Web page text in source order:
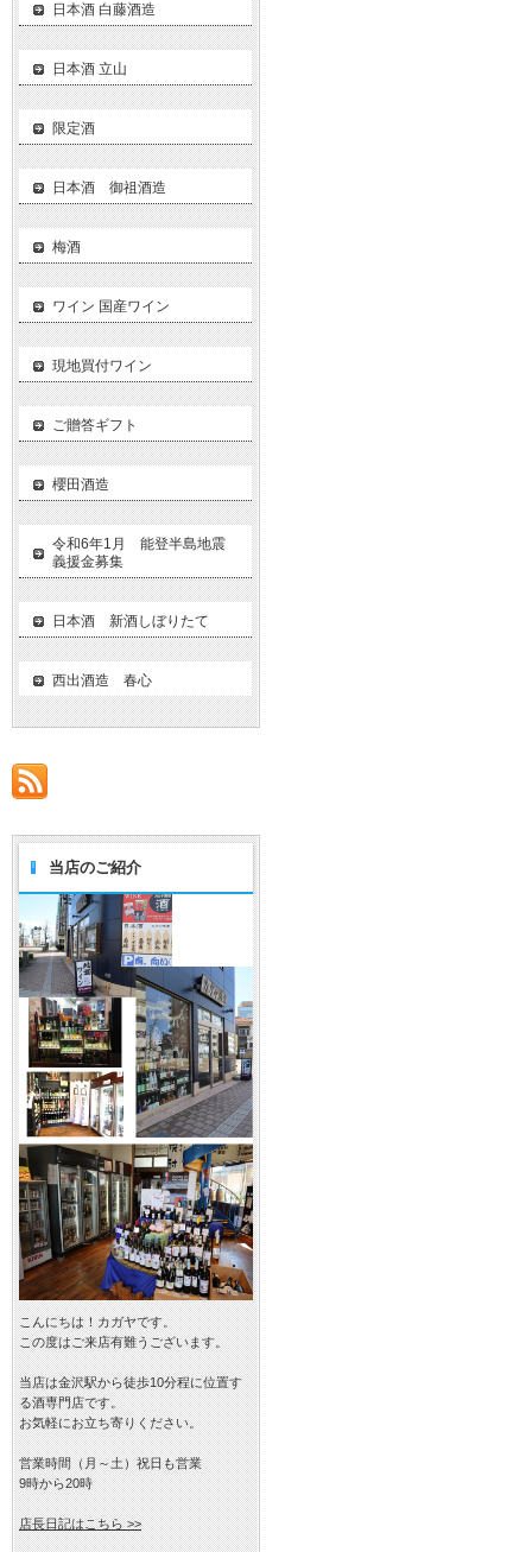
日本酒 白藤酒造
日本酒 立山
限定酒
日本酒 御祖酒造
梅酒
ワイン 国産ワイン
現地買付ワイン
ご贈答ギフト
櫻田酒造
令和6年1月 能登半島地震
義援金募集
日本酒 新酒しぼりたて
西出酒造 春心
当店のご紹介
こんにちは！カガヤです。
この度はご来店有難うございます。
当店は金沢駅から徒歩10分程に位置す
る酒専門店です。
お気軽にお立ち寄りください。
営業時間（月～土）祝日も営業
9時から20時
店長日記はこちら >>